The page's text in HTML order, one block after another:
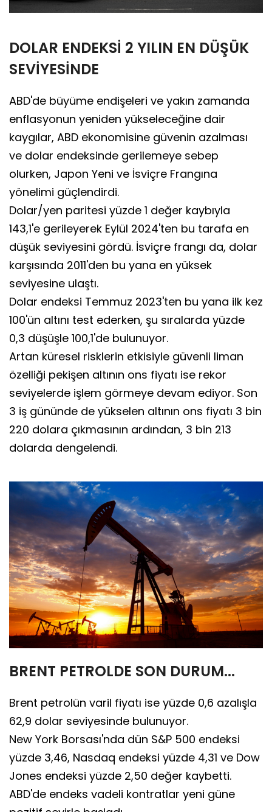
DOLAR ENDEKSİ 2 YILIN EN DÜŞÜK
SEVİYESİNDE
ABD'de büyüme endişeleri ve yakın zamanda
enflasyonun yeniden yükseleceğine dair
kaygılar, ABD ekonomisine güvenin azalması
ve dolar endeksinde gerilemeye sebep
olurken, Japon Yeni ve İsviçre Frangına
yönelimi güçlendirdi.
Dolar/yen paritesi yüzde 1 değer kaybıyla
143,1'e gerileyerek Eylül 2024'ten bu tarafa en
düşük seviyesini gördü. İsviçre frangı da, dolar
karşısında 2011'den bu yana en yüksek
seviyesine ulaştı.
Dolar endeksi Temmuz 2023'ten bu yana ilk kez
100'ün altını test ederken, şu sıralarda yüzde
0,3 düşüşle 100,1'de bulunuyor.
Artan küresel risklerin etkisiyle güvenli liman
özelliği pekişen altının ons fiyatı ise rekor
seviyelerde işlem görmeye devam ediyor. Son
3 iş gününde de yükselen altının ons fiyatı 3 bin
220 dolara çıkmasının ardından, 3 bin 213
dolarda dengelendi.
BRENT PETROLDE SON DURUM...
Brent petrolün varil fiyatı ise yüzde 0,6 azalışla
62,9 dolar seviyesinde bulunuyor.
New York Borsası'nda dün S&P 500 endeksi
yüzde 3,46, Nasdaq endeksi yüzde 4,31 ve Dow
Jones endeksi yüzde 2,50 değer kaybetti.
ABD'de endeks vadeli kontratlar yeni güne